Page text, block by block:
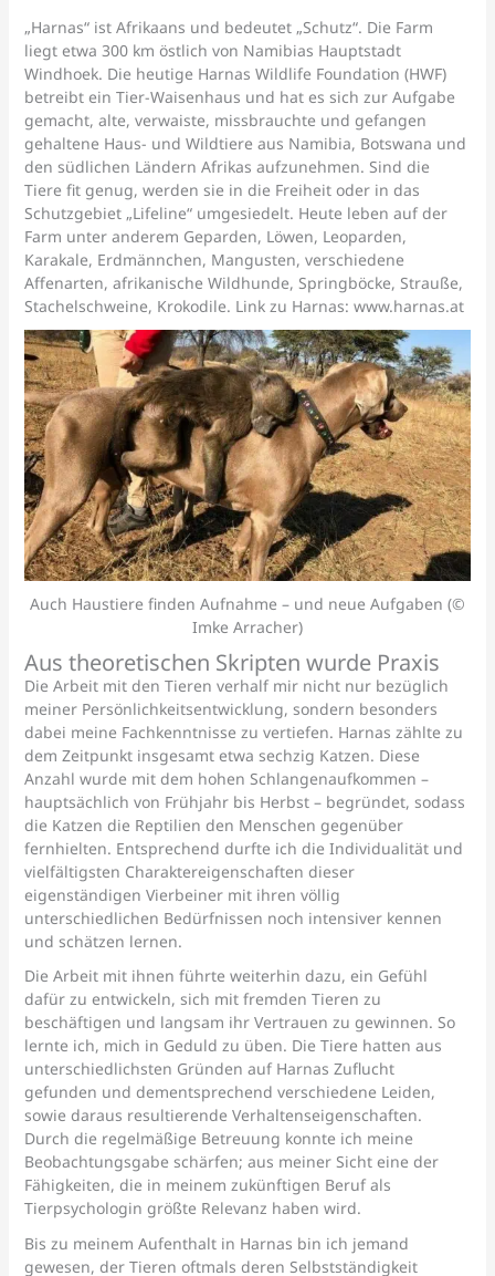
„Harnas“ ist Afrikaans und bedeutet „Schutz“. Die Farm
liegt etwa 300 km östlich von Namibias Hauptstadt
Windhoek. Die heutige Harnas Wildlife Foundation (HWF)
betreibt ein Tier-Waisenhaus und hat es sich zur Aufgabe
gemacht, alte, verwaiste, missbrauchte und gefangen
gehaltene Haus- und Wildtiere aus Namibia, Botswana und
den südlichen Ländern Afrikas aufzunehmen. Sind die
Tiere fit genug, werden sie in die Freiheit oder in das
Schutzgebiet „Lifeline“ umgesiedelt. Heute leben auf der
Farm unter anderem Geparden, Löwen, Leoparden,
Karakale, Erdmännchen, Mangusten, verschiedene
Affenarten, afrikanische Wildhunde, Springböcke, Strauße,
Stachelschweine, Krokodile. Link zu Harnas: www.harnas.at
Auch Haustiere finden Aufnahme – und neue Aufgaben (©
Imke Arracher)
Aus theoretischen Skripten wurde Praxis
Die Arbeit mit den Tieren verhalf mir nicht nur bezüglich
meiner Persönlichkeitsentwicklung, sondern besonders
dabei meine Fachkenntnisse zu vertiefen. Harnas zählte zu
dem Zeitpunkt insgesamt etwa sechzig Katzen. Diese
Anzahl wurde mit dem hohen Schlangenaufkommen –
hauptsächlich von Frühjahr bis Herbst – begründet, sodass
die Katzen die Reptilien den Menschen gegenüber
fernhielten. Entsprechend durfte ich die Individualität und
vielfältigsten Charaktereigenschaften dieser
eigenständigen Vierbeiner mit ihren völlig
unterschiedlichen Bedürfnissen noch intensiver kennen
und schätzen lernen.
Die Arbeit mit ihnen führte weiterhin dazu, ein Gefühl
dafür zu entwickeln, sich mit fremden Tieren zu
beschäftigen und langsam ihr Vertrauen zu gewinnen. So
lernte ich, mich in Geduld zu üben. Die Tiere hatten aus
unterschiedlichsten Gründen auf Harnas Zuflucht
gefunden und dementsprechend verschiedene Leiden,
sowie daraus resultierende Verhaltenseigenschaften.
Durch die regelmäßige Betreuung konnte ich meine
Beobachtungsgabe schärfen; aus meiner Sicht eine der
Fähigkeiten, die in meinem zukünftigen Beruf als
Tierpsychologin größte Relevanz haben wird.
Bis zu meinem Aufenthalt in Harnas bin ich jemand
gewesen, der Tieren oftmals deren Selbstständigkeit